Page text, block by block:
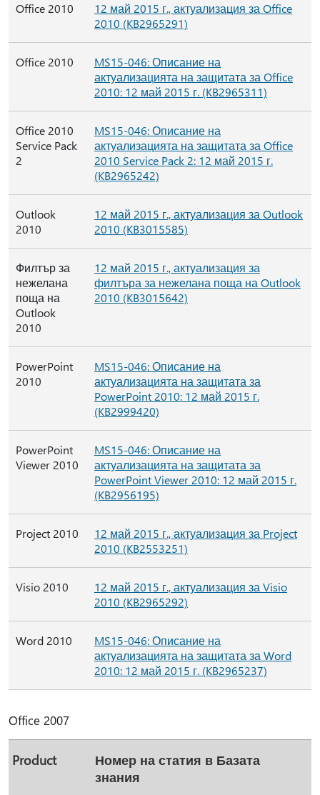
Office 2010
12 май 2015 г., актуализация за Office
2010 (KB2965291)
Office 2010
MS15-046: Описание на
актуализацията на защитата за Office
2010: 12 май 2015 г. (KB2965311)
Office 2010
Service Pack
2
MS15-046: Описание на
актуализацията на защитата за Office
2010 Service Pack 2: 12 май 2015 г.
(KB2965242)
Outlook
2010
12 май 2015 г., актуализация за Outlook
2010 (KB3015585)
Филтър за
нежелана
поща на
Outlook
2010
12 май 2015 г., актуализация за
филтъра за нежелана поща на Outlook
2010 (KB3015642)
PowerPoint
2010
MS15-046: Описание на
актуализацията на защитата за
PowerPoint 2010: 12 май 2015 г.
(KB2999420)
PowerPoint
Viewer 2010
MS15-046: Описание на
актуализацията на защитата за
PowerPoint Viewer 2010: 12 май 2015 г.
(KB2956195)
Project 2010
12 май 2015 г., актуализация за Project
2010 (KB2553251)
Visio 2010
12 май 2015 г., актуализация за Visio
2010 (KB2965292)
Word 2010
MS15-046: Описание на
актуализацията на защитата за Word
2010: 12 май 2015 г. (KB2965237)
Office 2007
Product
Номер на статия в Базата
знания